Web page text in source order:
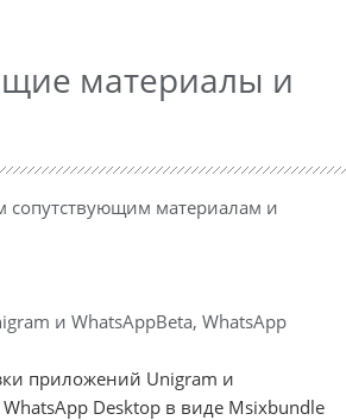
материалы и
сопутствующим материалам и
и WhatsAppBeta, WhatsApp
приложений Unigram и
Desktop в виде Msixbundle